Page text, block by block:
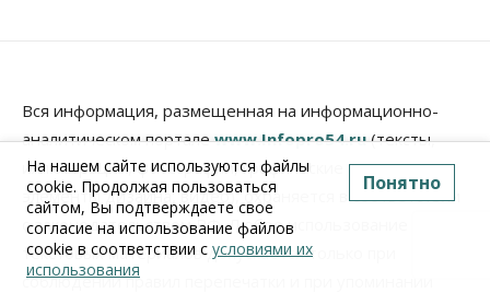
Вся информация, размещенная на информационно-
аналитическом порталеwww.Infopro54.ru(тексты,
иллюстрации, фотографии, графические материалы,
элементы дизайна, видео), охраняется в соответствии
с законодательством РФ. Любое использование
текстовых материалов допускается только при
соблюдении правил перепечатки и при упоминании
На нашем сайте используются файлы
cookie. Продолжая пользоваться
сайтом, Вы подтверждаете свое
согласие на использование файлов
cookie в соответствии с условиями их
использования
Понятно